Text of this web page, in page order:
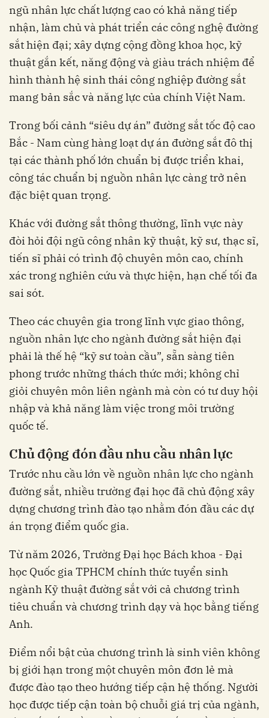
ngũ nhân lực chất lượng cao có khả năng tiếp
nhận, làm chủ và phát triển các công nghệ đường
sắt hiện đại; xây dựng cộng đồng khoa học, kỹ
thuật gắn kết, năng động và giàu trách nhiệm để
hình thành hệ sinh thái công nghiệp đường sắt
mang bản sắc và năng lực của chính Việt Nam.
Trong bối cảnh “siêu dự án” đường sắt tốc độ cao
Bắc - Nam cùng hàng loạt dự án đường sắt đô thị
tại các thành phố lớn chuẩn bị được triển khai,
công tác chuẩn bị nguồn nhân lực càng trở nên
đặc biệt quan trọng.
Khác với đường sắt thông thường, lĩnh vực này
đòi hỏi đội ngũ công nhân kỹ thuật, kỹ sư, thạc sĩ,
tiến sĩ phải có trình độ chuyên môn cao, chính
xác trong nghiên cứu và thực hiện, hạn chế tối đa
sai sót.
Theo các chuyên gia trong lĩnh vực giao thông,
nguồn nhân lực cho ngành đường sắt hiện đại
phải là thế hệ “kỹ sư toàn cầu”, sẵn sàng tiên
phong trước những thách thức mới; không chỉ
giỏi chuyên môn liên ngành mà còn có tư duy hội
nhập và khả năng làm việc trong môi trường
quốc tế.
Chủ động đón đầu nhu cầu nhân lực
Trước nhu cầu lớn về nguồn nhân lực cho ngành
đường sắt, nhiều trường đại học đã chủ động xây
dựng chương trình đào tạo nhằm đón đầu các dự
án trọng điểm quốc gia.
Từ năm 2026, Trường Đại học Bách khoa - Đại
học Quốc gia TPHCM chính thức tuyển sinh
ngành Kỹ thuật đường sắt với cả chương trình
tiêu chuẩn và chương trình dạy và học bằng tiếng
Anh.
Điểm nổi bật của chương trình là sinh viên không
bị giới hạn trong một chuyên môn đơn lẻ mà
được đào tạo theo hướng tiếp cận hệ thống. Người
học được tiếp cận toàn bộ chuỗi giá trị của ngành,